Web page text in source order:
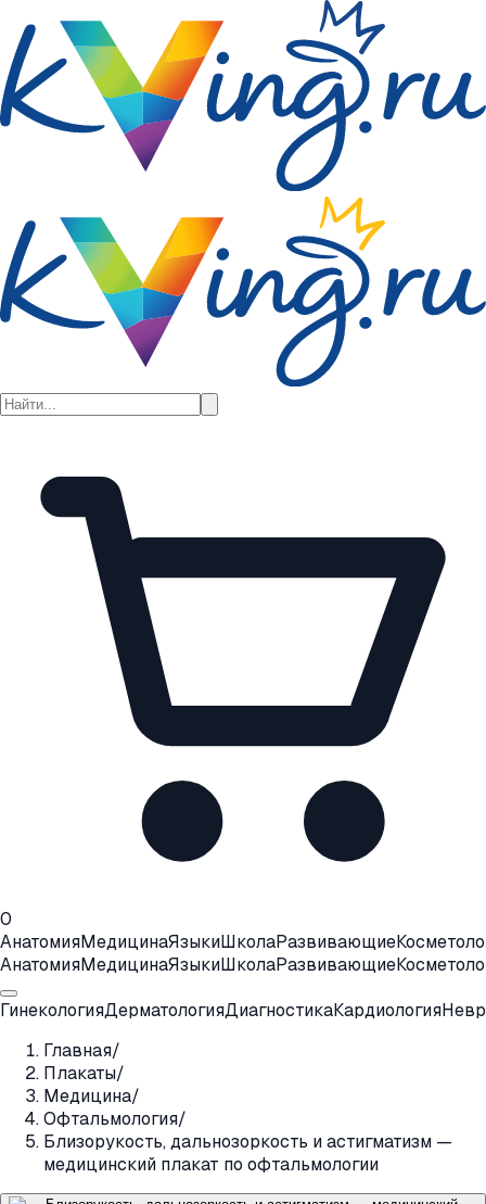
0
АнатомияМедицинаЯзыкиШколаРазвивающие
АнатомияМедицинаЯзыкиШколаРазвивающие
ГинекологияДерматологияДиагностикаКардиология
Главная/
Плакаты/
Медицина/
Офтальмология/
Близорукость, дальнозоркость и астигматизм —
медицинский плакат по офтальмологии